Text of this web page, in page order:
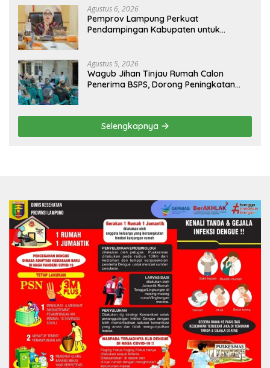
Agustus 6, 2026
Pemprov Lampung Perkuat
Pendampingan Kabupaten untuk
Agustus 5, 2026
Wagub Jihan Tinjau Rumah Calon
Penerima BSPS, Dorong Peningkatan
Selengkapnya